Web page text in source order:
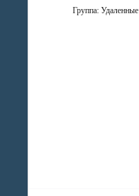
Группа: Удаленные